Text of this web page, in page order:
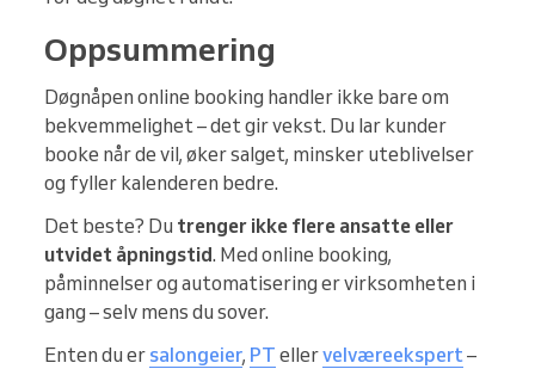
Oppsummering
Døgnåpen online booking handler ikke bare om
bekvemmelighet – det gir vekst. Du lar kunder
booke når de vil, øker salget, minsker uteblivelser
og fyller kalenderen bedre.
Det beste? Du trenger ikke flere ansatte eller
utvidet åpningstid. Med online booking,
påminnelser og automatisering er virksomheten i
gang – selv mens du sover.
Enten du er salongeier, PT ellervelværeekspert–